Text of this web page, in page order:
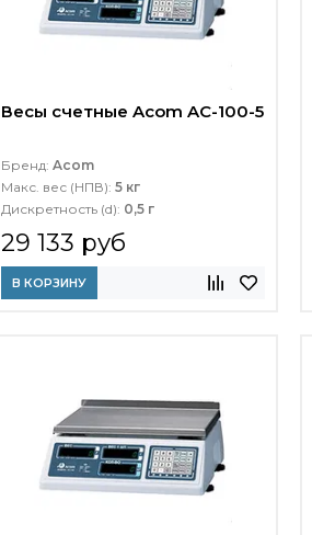
Весы счетные Acom AC-100-5
Бренд: Acom
Макс. вес (НПВ): 5 кг
Дискретность (d): 0,5 г
29 133 руб
В КОРЗИНУ